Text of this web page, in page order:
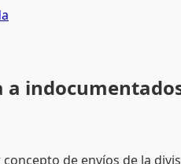
de envíos de la